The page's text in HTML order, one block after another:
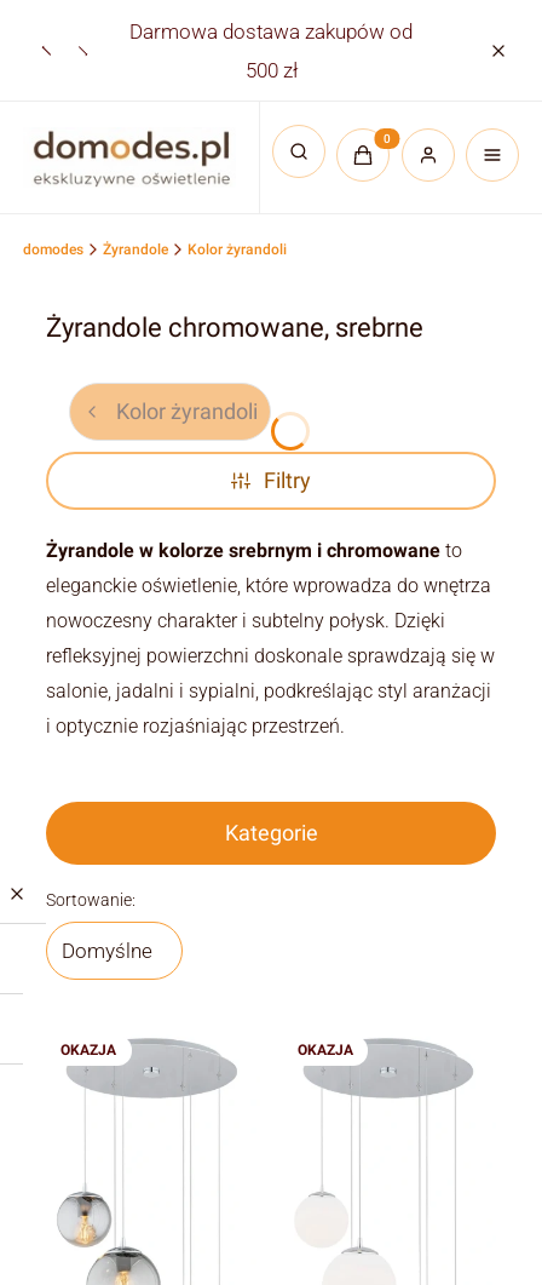
Darmowa dostawa zakupów od
500 zł
Otwórz wyszukiwarkę
Produkty w
domodes Żyrandole Kolor żyrandoli
Żyrandole chromowane, srebrne
Kolor żyrandoli
Filtry
Żyrandole w kolorze srebrnym i chromowane to
eleganckie oświetlenie, które wprowadza do wnętrza
nowoczesny charakter i subtelny połysk. Dzięki
refleksyjnej powierzchni doskonale sprawdzają się w
salonie, jadalni i sypialni, podkreślając styl aranżacji
i optycznie rozjaśniając przestrzeń.
Kategorie
Lista produktów
Sortowanie:
Domyślne
OKAZJA OKAZJA